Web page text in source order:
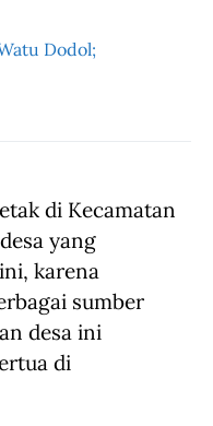
Dodol;
di Kecamatan
yang
karena
sumber
desa ini
di